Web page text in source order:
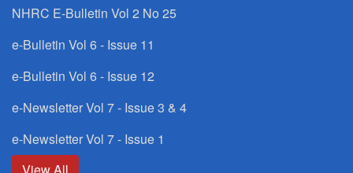
NHRC E-Bulletin Vol 2 No 25
e-Bulletin Vol 6 - Issue 11
e-Bulletin Vol 6 - Issue 12
e-Newsletter Vol 7 - Issue 3 & 4
e-Newsletter Vol 7 - Issue 1